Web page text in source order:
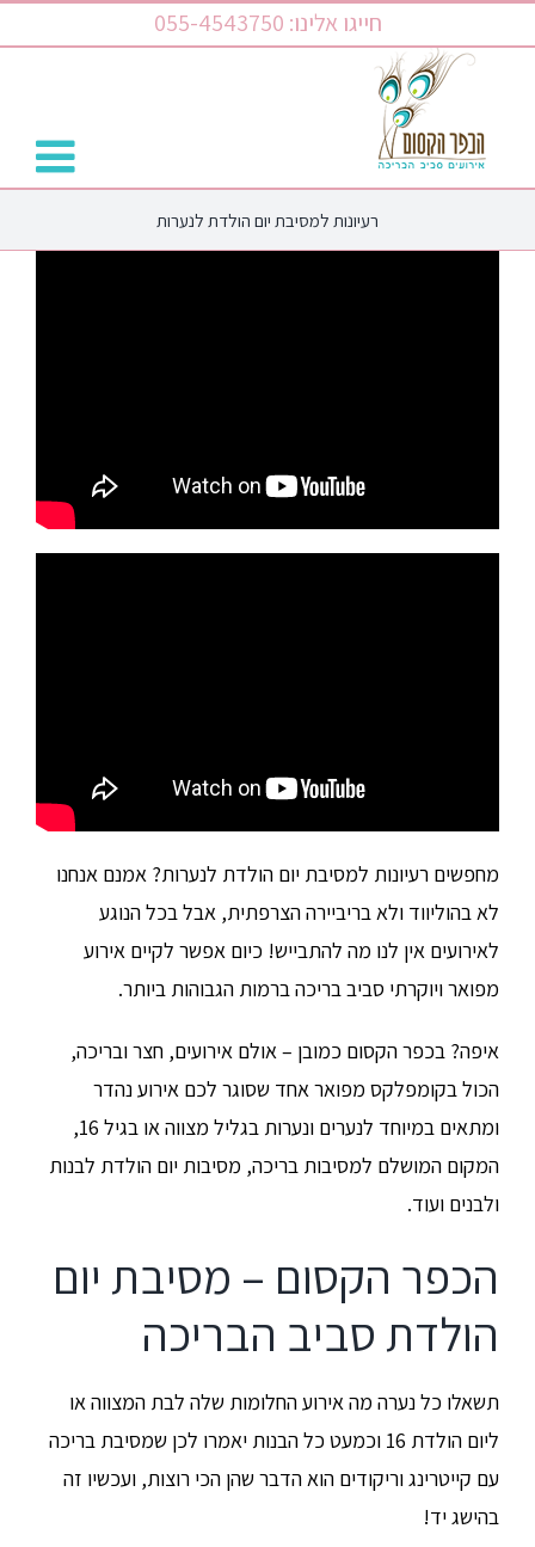
לתוכן
חייגו אלינו: 055-4543750
רעיונות למסיבת יום הולדת לנערות
מחפשים רעיונות למסיבת יום הולדת לנערות? אמנם אנחנו
לא בהוליווד ולא בריביירה הצרפתית, אבל בכל הנוגע
לאירועים אין לנו מה להתבייש! כיום אפשר לקיים אירוע
מפואר ויוקרתי סביב בריכה ברמות הגבוהות ביותר.
איפה? בכפר הקסום כמובן – אולם אירועים, חצר ובריכה,
הכול בקומפלקס מפואר אחד שסוגר לכם אירוע נהדר
ומתאים במיוחד לנערים ונערות בגליל מצווה או בגיל 16,
המקום המושלם למסיבות בריכה, מסיבות יום הולדת לבנות
ולבנים ועוד.
הכפר הקסום – מסיבת יום
הולדת סביב הבריכה
תשאלו כל נערה מה אירוע החלומות שלה לבת המצווה או
ליום הולדת 16 וכמעט כל הבנות יאמרו לכן שמסיבת בריכה
עם קייטרינג וריקודים הוא הדבר שהן הכי רוצות, ועכשיו זה
בהישג יד!